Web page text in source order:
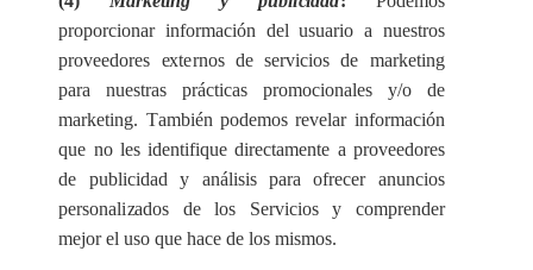
proporcionar información del usuario a nuestros
proveedores externos de servicios de marketing
para nuestras prácticas promocionales y/o de
marketing. También podemos revelar información
que no les identifique directamente a proveedores
de publicidad y análisis para ofrecer anuncios
personalizados de los Servicios y comprender
mejorel uso que hace de losmismos.